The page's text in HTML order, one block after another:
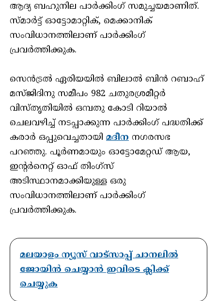
ആദ്യ ബഹുനില പാര്‍ക്കിംഗ് സമുച്ചയമാണിത്.
സ്മാര്‍ട്ട് ഓട്ടോമാറ്റിക്, മെക്കാനിക്
സംവിധാനത്തിലാണ് പാര്‍ക്കിംഗ്
പ്രവര്‍ത്തിക്കുക.
സെന്‍ട്രല്‍ ഏരിയയില്‍ ബിലാല്‍ ബിന്‍ റബാഹ്
മസ്ജിദിനു സമീപം 982 ചതുരശ്രമീറ്റര്‍
വിസ്തൃതിയില്‍ ഒമ്പതു കോടി റിയാല്‍
ചെലവഴിച്ച് നടപ്പാക്കുന്ന പാര്‍ക്കിംഗ് പദ്ധതിക്ക്
കരാര്‍ ഒപ്പുവെച്ചതായി മദീന നഗരസഭ
പറഞ്ഞു. പൂര്‍ണമായും ഓട്ടോമേറ്റഡ് ആയ,
ഇന്റർനെറ്റ് ഓഫ് തിംഗ്‌സ്
അടിസ്ഥാനമാക്കിയുള്ള ഒരു
സംവിധാനത്തിലാണ് പാര്‍ക്കിംഗ്
പ്രവര്‍ത്തിക്കുക.
മലയാളം ന്യൂസ് വാട്സാപ്പ് ചാനലിൽ
ജോയിൻ ചെയ്യാൻ ഇവിടെ ക്ലിക്ക്
ചെയ്യുക